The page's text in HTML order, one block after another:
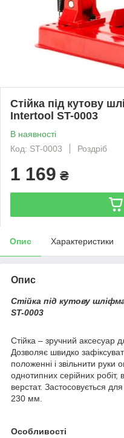
Стійка під кутову
Intertool ST-0003
В наявності
Код: ST-0003
Роздріб
1 169 ₴
Опис Характеристики
Опис
Стійка під кутову
ST-0003
Стійка – зручний аксесуар
Дозволяє швидко
положенні і звільнити руки
однотипних серійних робіт,
верстат. Застосовується
230 мм.
Особливості